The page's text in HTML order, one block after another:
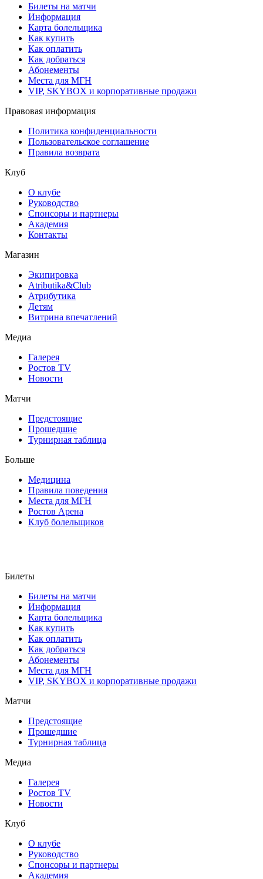
Билеты на матчи
Информация
Карта болельщика
Как купить
Как оплатить
Как добраться
Абонементы
Места для МГН
VIP, SKYBOX и корпоративные продажи
Правовая информация
Политика конфиденциальности
Пользовательское соглашение
Правила возврата
Клуб
О клубе
Руководство
Спонсоры и партнеры
Академия
Контакты
Магазин
Экипировка
Atributika&Club
Атрибутика
Детям
Витрина впечатлений
Медиа
Галерея
Ростов TV
Новости
Матчи
Предстоящие
Прошедшие
Турнирная таблица
Больше
Медицина
Правила поведения
Места для МГН
Ростов Арена
Клуб болельщиков
Билеты
Билеты на матчи
Информация
Карта болельщика
Как купить
Как оплатить
Как добраться
Абонементы
Места для МГН
VIP, SKYBOX и корпоративные продажи
Матчи
Предстоящие
Прошедшие
Турнирная таблица
Медиа
Галерея
Ростов TV
Новости
Клуб
О клубе
Руководство
Спонсоры и партнеры
Академия